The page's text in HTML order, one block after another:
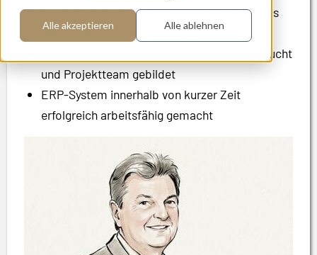
Alle akzeptieren Alle ablehnen
Nach Komplettversagen bei Einführung eines
neuen ERP-Systems engagiert
Informationsstrukturen bis ins Detail untersucht
und Projektteam gebildet
ERP-System innerhalb von kurzer Zeit
erfolgreich arbeitsfähig gemacht